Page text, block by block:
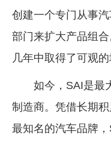
创建一个专门从事
部门来扩大产品组
几年中取得了可观的
如今，SAI是最
制造商。凭借长期
最知名的汽车品牌